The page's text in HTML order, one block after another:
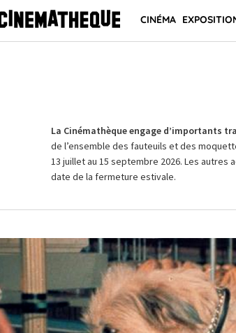
CINÉMA
La Cinémathèque engage d’importants
de l’ensemble des fauteuils et des
13 juillet au 15 septembre 2026. Les
date de la fermeture estivale.